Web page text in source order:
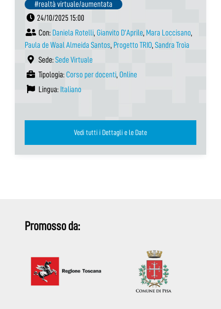
#realtà virtuale/aumentata
24/10/2025 15:00
Con: Daniela Rotelli, Gianvito D’Aprile, Mara Loccisano,
Paula de Waal Almeida Santos, Progetto TRIO, Sandra Troìa
Sede: Sede Virtuale
Tipologia: Corso per docenti, Online
Lingua: Italiano
Vedi tutti i Dettagli e le Date
Promosso da: